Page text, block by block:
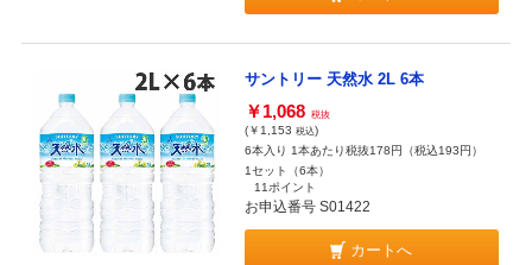
サントリー 天然水 2L 6本
￥1,068 税抜
(￥1,153 税込)
6本入り 1本あたり税抜178円（税込193円）
1セット（6本）
11ポイント
お申込番号 S01422
カートへ